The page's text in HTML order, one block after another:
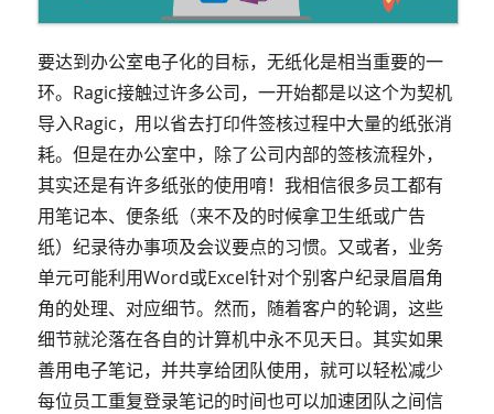
要达到办公室电子化的目标，无纸化是相当重要的一
环。Ragic接触过许多公司，一开始都是以这个为契机
导入Ragic，用以省去打印件签核过程中大量的纸张消
耗。但是在办公室中，除了公司内部的签核流程外，
其实还是有许多纸张的使用唷！我相信很多员工都有
用笔记本、便条纸（来不及的时候拿卫生纸或广告
纸）纪录待办事项及会议要点的习惯。又或者，业务
单元可能利用Word或Excel针对个别客户纪录眉眉角
角的处理、对应细节。然而，随着客户的轮调，这些
细节就沦落在各自的计算机中永不见天日。其实如果
善用电子笔记，并共享给团队使用，就可以轻松减少
每位员工重复登录笔记的时间也可以加速团队之间信